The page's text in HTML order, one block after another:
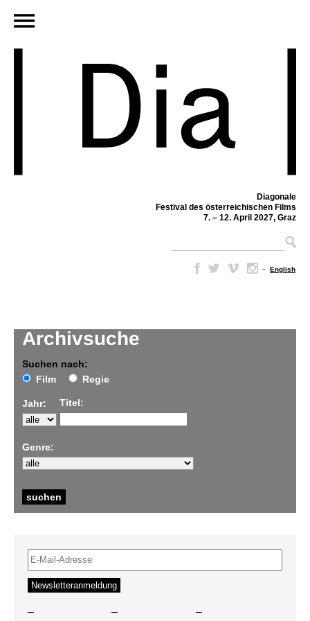
Diagonale
Festival des österreichischen Films
7. – 12. April 2027, Graz
– English
Archivsuche
Suchen nach:
Film
Regie
Jahr: Titel:
Genre:
– – –